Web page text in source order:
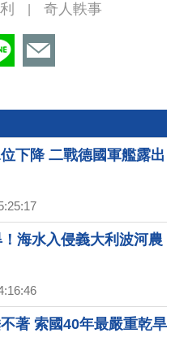
奇人軼事
下降 二戰德國軍艦露出
海水入侵義大利波河農
著 索國40年最嚴重乾旱